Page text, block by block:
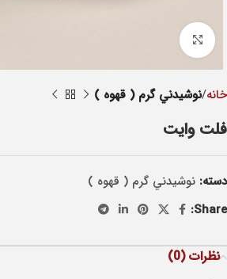
Click to enlarge
خانه نوشيدني گرم ( قهوه )
فلت وایت
دسته: نوشيدني گرم ( قهوه )
Share:
نظرات (0)